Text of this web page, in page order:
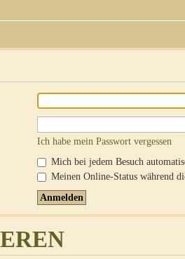
Ich habe mein Passwort vergessen
Mich bei jedem Besuch
Meinen Online-Status während